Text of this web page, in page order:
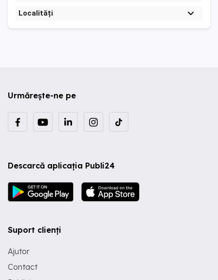
Localități
Urmărește-ne pe
Descarcă aplicația Publi24
Suport clienți
Ajutor
Contact